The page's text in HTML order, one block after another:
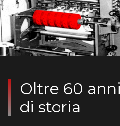
Oltre 60 anni
di storia